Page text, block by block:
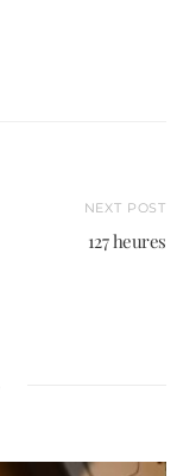
NEXT POST
127 heures